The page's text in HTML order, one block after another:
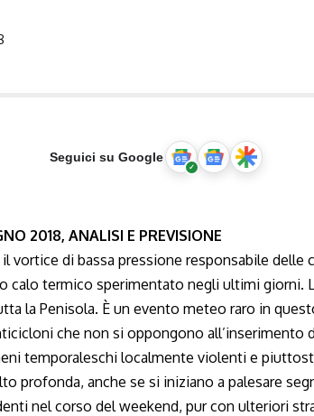
Seguici su Google
2018, ANALISI E PREVISIONE
vortice di bassa pressione responsabile delle
calo termico sperimentato negli ultimi giorni.
la Penisola. È un evento meteo raro in
che non si oppongono all’inserimento
temporaleschi localmente violenti e
profonda, anche se si iniziano a palesare
nel corso del weekend, pur con ulteriori